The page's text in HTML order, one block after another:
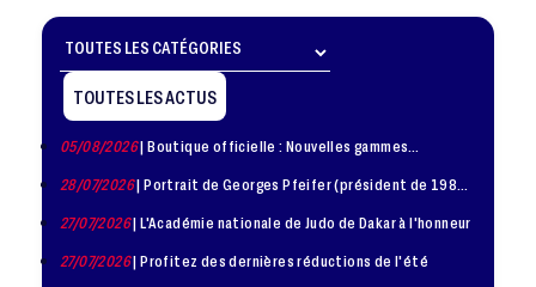
TOUTES LES ACTUS
05/08/2026| Boutique officielle : Nouvelles gammes
28/07/2026| Portrait de Georges Pfeifer (président de 1981
27/07/2026| L'Académie nationale de Judo de Dakar à l'honneur
27/07/2026| Profitez des dernières réductions de l'été